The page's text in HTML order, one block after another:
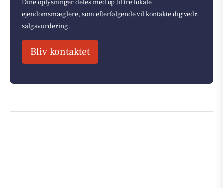
Dine oplysninger deles med op til tre lokale
ejendomsmæglere, som efterfølgende vil kontakte dig vedr.
salgsvurdering.
Bliv kontaktet